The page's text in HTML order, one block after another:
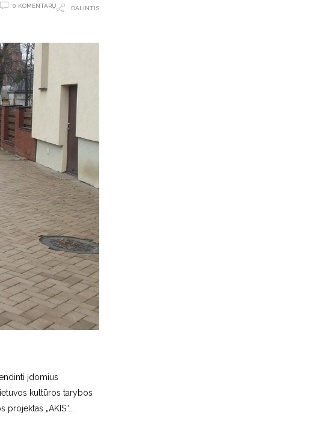
0 KOMENTARŲ DALINTIS
įdomius
kultūros tarybos
„AKIS“